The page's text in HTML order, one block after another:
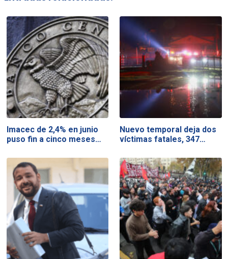
Imacec de 2,4% en junio
puso fin a cinco meses…
Nuevo temporal deja dos
víctimas fatales, 347…